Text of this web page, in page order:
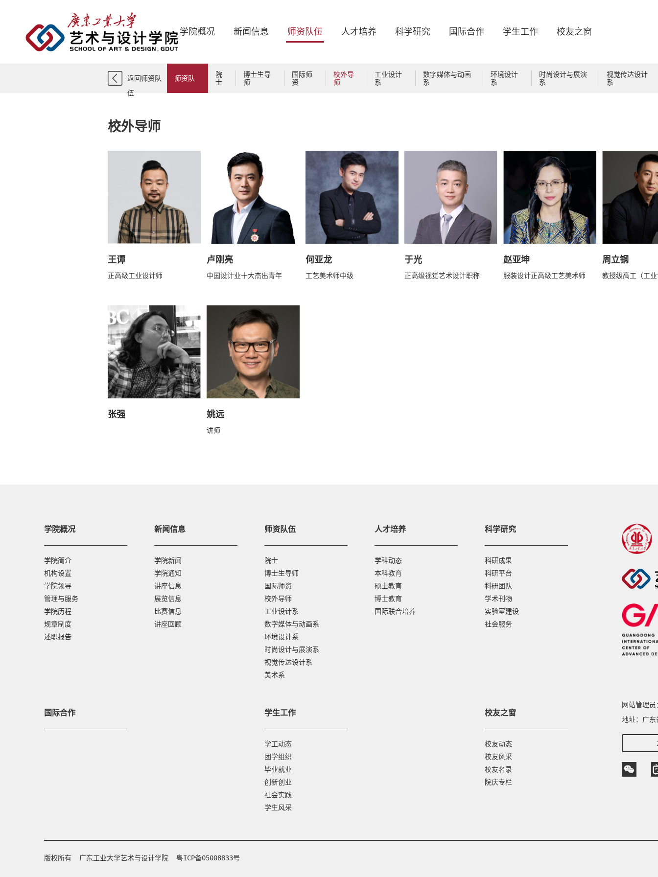
学院概况 新闻信息 师资队伍 人才培养 科学研究 国际合作 学生工作 校友之窗
返回师资队
伍
师资队
院
士
博士生导
师
国际师
资
校外导
师
工业设计
系
数字媒体与动画
系
环境设计
系
时尚设计与展演
系
视觉传达设计
系
校外导师
王谭
正高级工业设计师
卢刚亮
中国设计业十大杰出青年
何亚龙
工艺美术师中级
于光
正高级视觉艺术设计职称
赵亚坤
服装设计正高级工艺美术师
周立钢
教授级高工（工
张强 姚远
讲师
学院概况
学院简介
机构设置
学院领导
管理与服务
学院历程
规章制度
述职报告
新闻信息
学院新闻
学院通知
讲座信息
展览信息
比赛信息
讲座回顾
师资队伍
院士
博士生导师
国际师资
校外导师
工业设计系
数字媒体与动画系
环境设计系
时尚设计与展演系
视觉传达设计系
美术系
人才培养
学科动态
本科教育
硕士教育
博士教育
国际联合培养
科学研究
科研成果
科研平台
科研团队
学术刊物
实验室建设
社会服务
国际合作 学生工作
学工动态
团学组织
毕业就业
创新创业
社会实践
学生风采
校友之窗
校友动态
校友风采
校友名录
院庆专栏
网站管理
地址：广
版权所有 广东工业大学艺术与设计学院 粤ICP备05008833号